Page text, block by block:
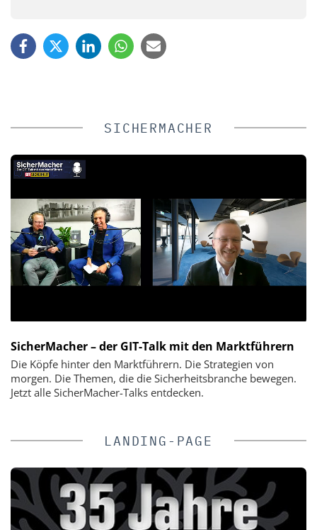
SICHERMACHER
SicherMacher – der GIT-Talk mit den Marktführern
Die Köpfe hinter den Marktführern. Die Strategien von
morgen. Die Themen, die die Sicherheitsbranche bewegen.
Jetzt alle SicherMacher-Talks entdecken.
LANDING-PAGE